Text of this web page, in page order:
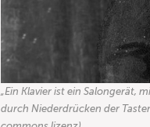
„Ein Klavier ist ein Salongerät,
durch Niederdrücken der